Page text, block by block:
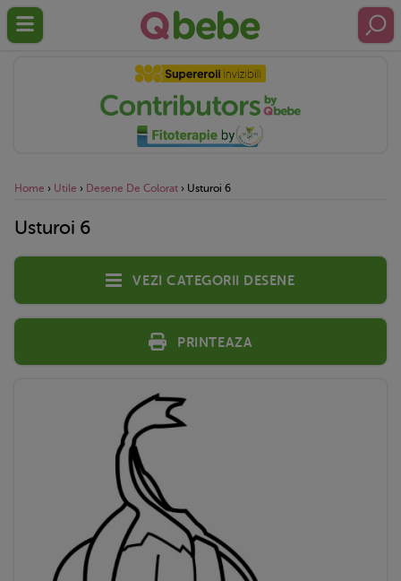
Home › Utile › Desene De Colorat › Usturoi 6
Usturoi 6
Vezi categorii desene
Printeaza